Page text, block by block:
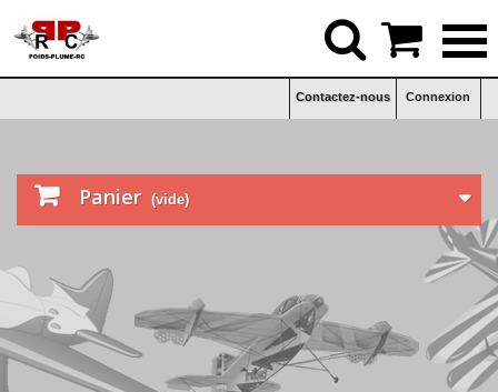
Connexion
Contactez-nous
Panier (vide)
 
